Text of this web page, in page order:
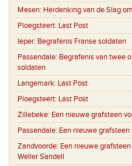
Mesen: Herdenking van de Slag
Ploegsteert: Last Post
Ieper: Begrafenis Franse soldaten
Passendale: Begrafenis van twee
soldaten
Langemark: Last Post
Ploegsteert: Last Post
Zillebeke: Een nieuwe grafsteen
Passendale: Een nieuwe
Zandvoorde: Een nieuwe
Weller Sandell